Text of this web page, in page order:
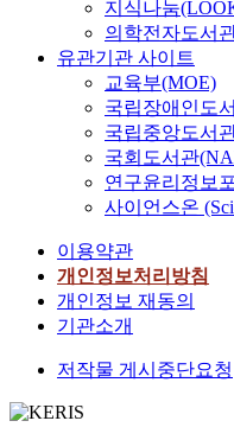
지식나눔
의학전자도서
유관기관 사이트
교육부(MOE)
국립장애인도
국립중앙도서
국회도서관
연구윤리정보
사이언스온
이용약관
개인정보처리방침
개인정보 재동의
기관소개
저작물 게시중단요청